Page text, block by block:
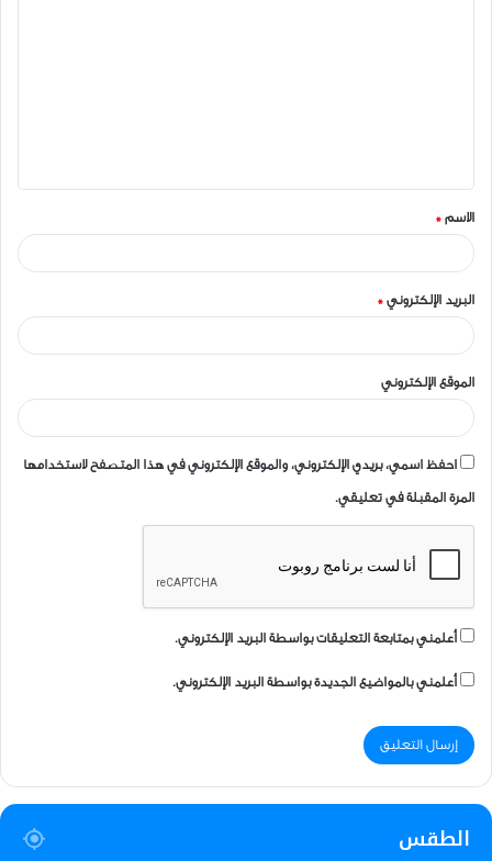
ق
*
الاسم *
البريد الإلكتروني *
الموقع الإلكتروني
احفظ اسمي، بريدي الإلكتروني، والموقع الإلكتروني في هذا المتصفح لاستخدامها
المرة المقبلة في تعليقي.
أعلمني بمتابعة التعليقات بواسطة البريد الإلكتروني.
أعلمني بالمواضيع الجديدة بواسطة البريد الإلكتروني.
الطقس